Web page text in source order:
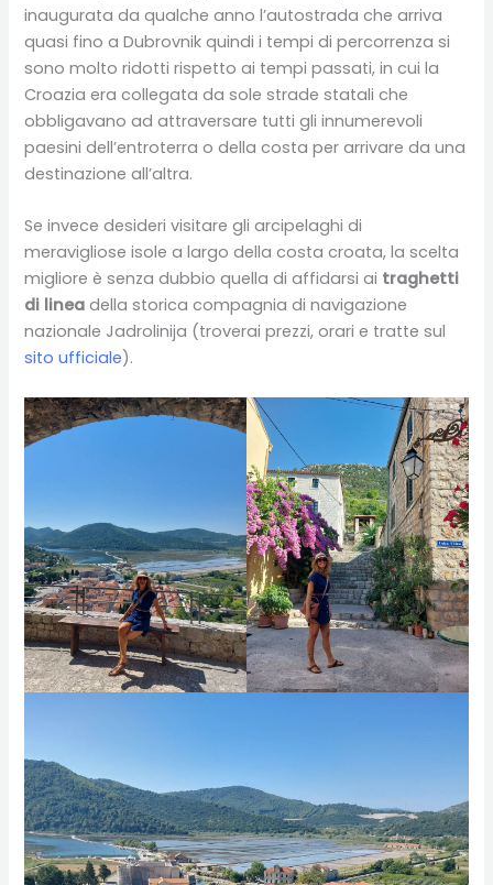
inaugurata da qualche anno l’autostrada che arriva
quasi fino a Dubrovnik quindi i tempi di percorrenza si
sono molto ridotti rispetto ai tempi passati, in cui la
Croazia era collegata da sole strade statali che
obbligavano ad attraversare tutti gli innumerevoli
paesini dell’entroterra o della costa per arrivare da una
destinazione all’altra.
Se invece desideri visitare gli arcipelaghi di
meravigliose isole a largo della costa croata, la scelta
migliore è senza dubbio quella di affidarsi ai traghetti
di linea della storica compagnia di navigazione
nazionale Jadrolinija (troverai prezzi, orari e tratte sul
sito ufficiale).